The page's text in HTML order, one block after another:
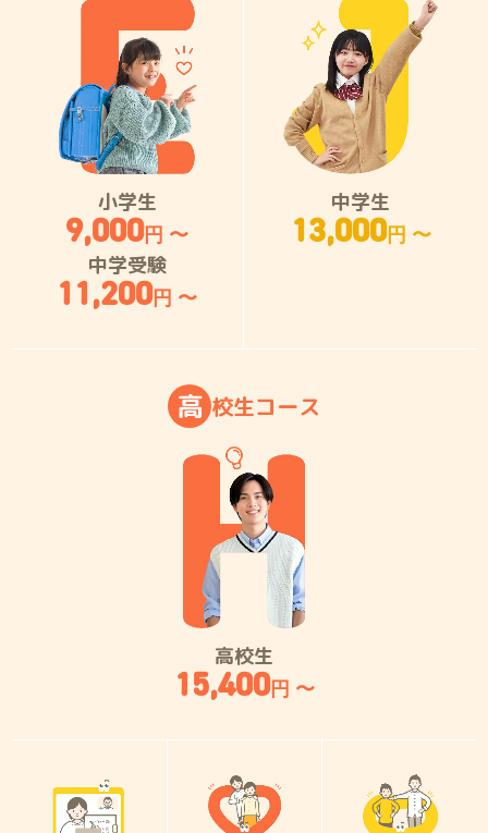
小学生
9,000円 〜
中学受験
11,200円 〜
中学生
13,000円 〜
高 校生コース
高校生
15,400円 〜